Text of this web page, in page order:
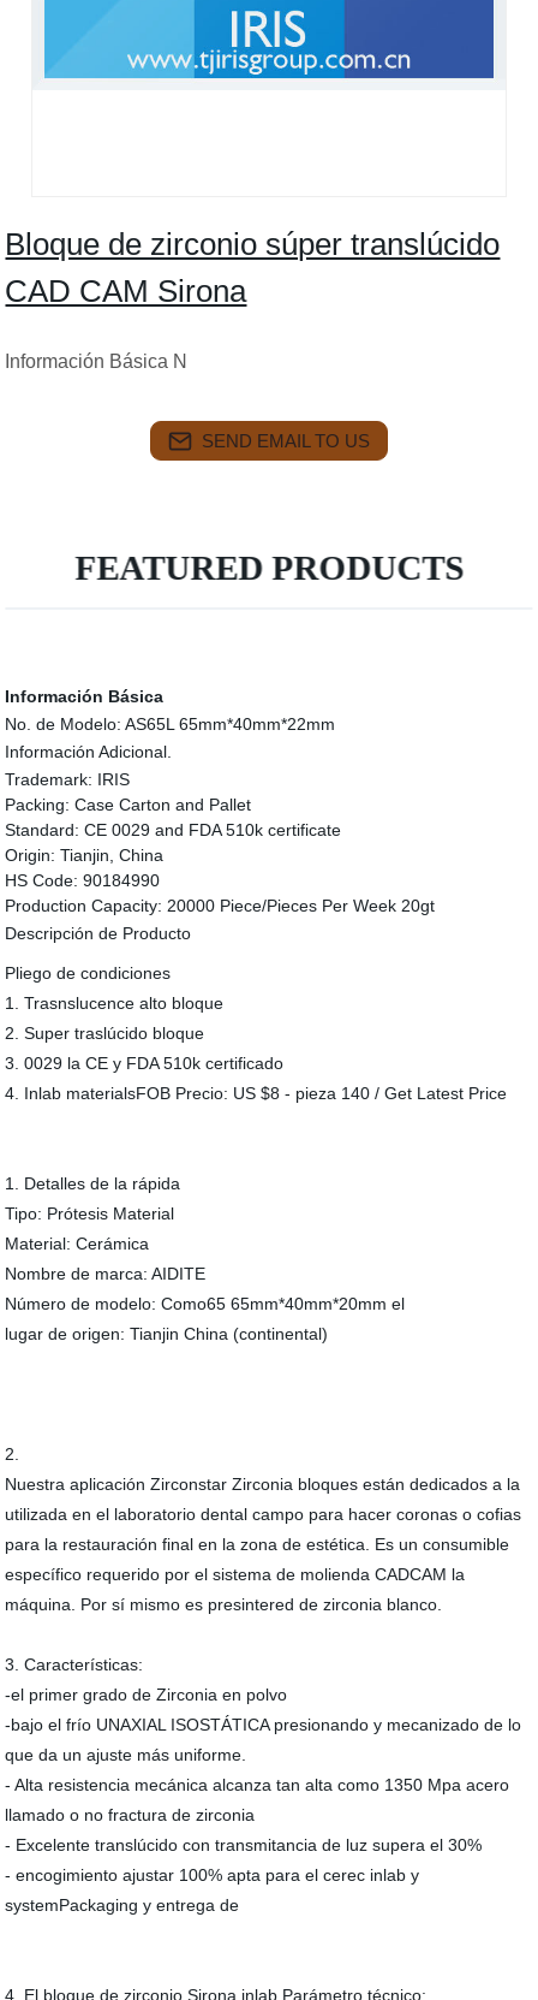
Bloque de zirconio súper translúcido
CAD CAM Sirona
Información Básica N
SEND EMAIL TO US
FEATURED PRODUCTS
Información Básica
No. de Modelo: AS65L 65mm*40mm*22mm
Información Adicional.
Trademark: IRIS
Packing: Case Carton and Pallet
Standard: CE 0029 and FDA 510k certificate
Origin: Tianjin, China
HS Code: 90184990
Production Capacity: 20000 Piece/Pieces Per Week 20gt
Descripción de Producto
Pliego de condiciones
1. Trasnslucence alto bloque
2. Super traslúcido bloque
3. 0029 la CE y FDA 510k certificado
4. Inlab materialsFOB Precio: US $8 - pieza 140 / Get Latest Price
1. Detalles de la rápida
Tipo: Prótesis Material
Material: Cerámica
Nombre de marca: AIDITE
Número de modelo: Como65 65mm*40mm*20mm el
lugar de origen: Tianjin China (continental)
2.
Nuestra aplicación Zirconstar Zirconia bloques están dedicados a la
utilizada en el laboratorio dental campo para hacer coronas o cofias
para la restauración final en la zona de estética. Es un consumible
específico requerido por el sistema de molienda CADCAM la
máquina. Por sí mismo es presintered de zirconia blanco.
3. Características:
-el primer grado de Zirconia en polvo
-bajo el frío UNAXIAL ISOSTÁTICA presionando y mecanizado de lo
que da un ajuste más uniforme.
- Alta resistencia mecánica alcanza tan alta como 1350 Mpa acero
llamado o no fractura de zirconia
- Excelente translúcido con transmitancia de luz supera el 30%
- encogimiento ajustar 100% apta para el cerec inlab y
systemPackaging y entrega de
4. El bloque de zirconio Sirona inlab Parámetro técnico: